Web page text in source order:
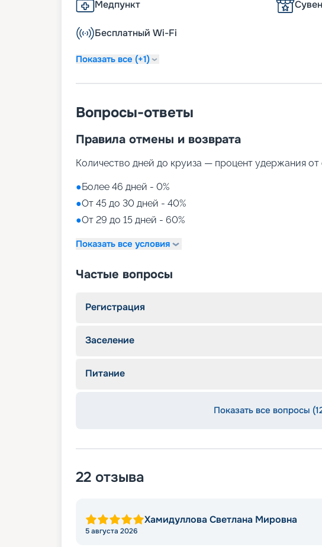
Медпункт
Бесплатный Wi-Fi
Показать все (+1)
Вопросы-ответы
Правила отмены и возврата
Количество дней до круиза — процент удержания от
●Более 46 дней - 0%
●От 45 до 30 дней - 40%
●От 29 до 15 дней - 60%
Показать все условия
Частые вопросы
Регистрация
Заселение
Питание
Показать все вопросы
22 отзыва
Хамидуллова Светлана Мировна
5 августа 2026